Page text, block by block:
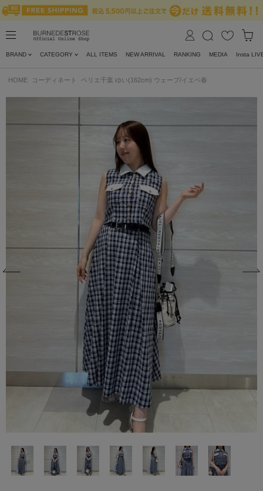
BRAND CATEGORY ALL ITEMS NEW ARRIVAL RANKING MEDIA Insta
HOME コーディネート ペリエ千葉 ゆい(162cm) ウェーブ/イエベ春